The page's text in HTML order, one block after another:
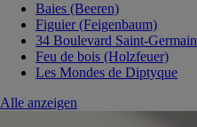
Baies (Beeren)
Figuier (Feigenbaum)
34 Boulevard Saint-Germain
Feu de bois (Holzfeuer)
Les Mondes de Diptyque
Alle anzeigen